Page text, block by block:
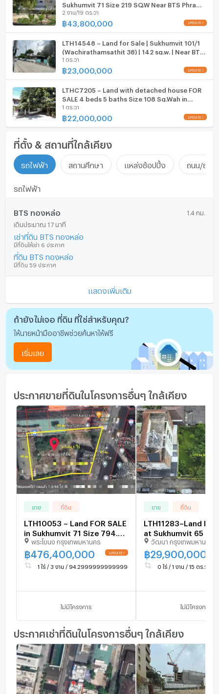
Sukhumvit 71 Size 219 SQ.W Near BTS Phra
Khanong Station ONLY 43.8 MB
2 งาน/19 ตร.วา
฿ 43,800,000
LTH14548 – Land for Sale | Sukhumvit 101/1
(Wachirathamsathit 38) | 142 sq.w. | Near BTS
Udomsuk | 23 MB | ขายที่ดิน สุขุมวิท 101/1
วชิรธรรมสาธิต 38
1 ตร.วา
฿23,000,000
LTHC7205 – Land with detached house FOR
SALE 4 beds 5 baths Size 108 Sq.Wah in
Phrakanong area (Sukhumvit 71) ONLY 22 MB
1 ตร.วา
฿22,000,000
ที่ตั้ง & สถานที่ใกล้เคียง
รถไฟฟ้า สถานศึกษา แหล่งช้อปปิ้ง ถนน/ย่าน
รถไฟฟ้า
BTS ทองหล่อ 1.4 กม.
เดินประมาณ 17 นาที
เช่าที่ดิน BTS ทองหล่อ
มีที่ดินให้เช่า 6 ประกาศ
ที่ดิน BTS ทองหล่อ
มีที่ดิน 59 ประกาศ
แสดงเพิ่มเติม
ถ้ายังไม่เจอ ที่ดิน ที่ใช่สำหรับคุณ?
ให้นายหน้ามืออาชีพช่วยค้นหาให้ฟรี
เริ่มเลย
ประกาศขายที่ดินในโครงการอื่นๆ ใกล้เคียง
ขาย ที่ดิน
LTH10053 – Land FOR SALE
in Sukhumvit 71 Size 794.3
Sq.W Near BTS Phrakanong
Station ONLY 476.4 MB
พระโขนง กรุงเทพมหานคร
฿ 476,400,000
1 ไร่ / 3 งาน / 94.29999999999995 ตร.ว.
ไม่มีโครงการ
ขาย ที่ดิน
LTH11283–Land
at Sukhumvit 65
sq.w Near BTS
Station ONLY 29.9
วัฒนา กรุงเทพมหานคร
฿29,900,000
0 ไร่ / 1 งาน / 15 ตร.ว.
ไม่มีโครงการ
ประกาศเช่าที่ดินในโครงการอื่นๆ ใกล้เคียง